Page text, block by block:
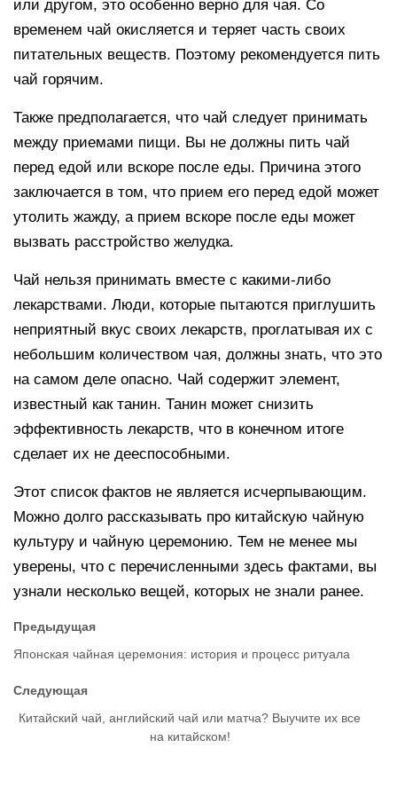
или другом, это особенно верно для чая. Со
временем чай окисляется и теряет часть своих
питательных веществ. Поэтому рекомендуется пить
чай горячим.
Также предполагается, что чай следует принимать
между приемами пищи. Вы не должны пить чай
перед едой или вскоре после еды. Причина этого
заключается в том, что прием его перед едой может
утолить жажду, а прием вскоре после еды может
вызвать расстройство желудка.
Чай нельзя принимать вместе с какими-либо
лекарствами. Люди, которые пытаются приглушить
неприятный вкус своих лекарств, проглатывая их с
небольшим количеством чая, должны знать, что это
на самом деле опасно. Чай содержит элемент,
известный как танин. Танин может снизить
эффективность лекарств, что в конечном итоге
сделает их не дееспособными.
Этот список фактов не является исчерпывающим.
Можно долго рассказывать про китайскую чайную
культуру и чайную церемонию. Тем не менее мы
уверены, что с перечисленными здесь фактами, вы
узнали несколько вещей, которых не знали ранее.
Предыдущая
Японская чайная церемония: история и процесс ритуала
Следующая
Китайский чай, английский чай или матча? Выучите их все
на китайском!